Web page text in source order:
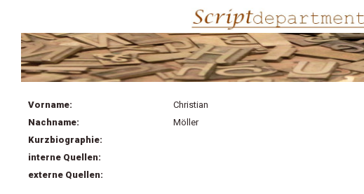
Vorname:
Christian
Nachname:
Möller
Kurzbiographie:
interne Quellen:
externe Quellen: